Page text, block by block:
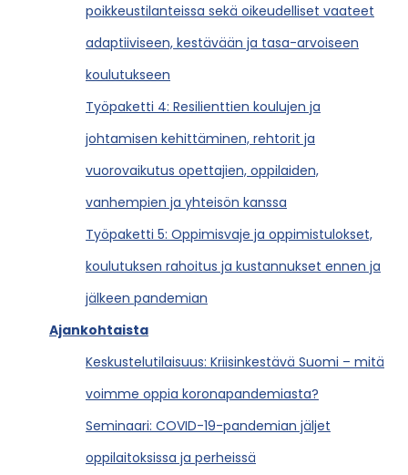
poikkeustilanteissa sekä oikeudelliset vaateet
adaptiiviseen, kestävään ja tasa-arvoiseen
koulutukseen
Työpaketti 4: Resilienttien koulujen ja
johtamisen kehittäminen, rehtorit ja
vuorovaikutus opettajien, oppilaiden,
vanhempien ja yhteisön kanssa
Työpaketti 5: Oppimisvaje ja oppimistulokset,
koulutuksen rahoitus ja kustannukset ennen ja
jälkeen pandemian
Ajankohtaista
Keskustelutilaisuus: Kriisinkestävä Suomi – mitä
voimme oppia koronapandemiasta?
Seminaari: COVID-19-pandemian jäljet
oppilaitoksissa ja perheissä